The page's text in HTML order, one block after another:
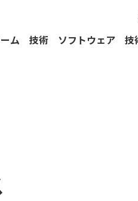
ム 技術 ソフトウェア 技